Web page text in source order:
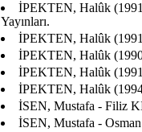
İPEKTEN, Halûk
Yayınları.
İPEKTEN, Halûk
İPEKTEN, Halûk
İPEKTEN, Halûk
İPEKTEN, Halûk
İSEN, Mustafa - Filiz
İSEN, Mustafa -